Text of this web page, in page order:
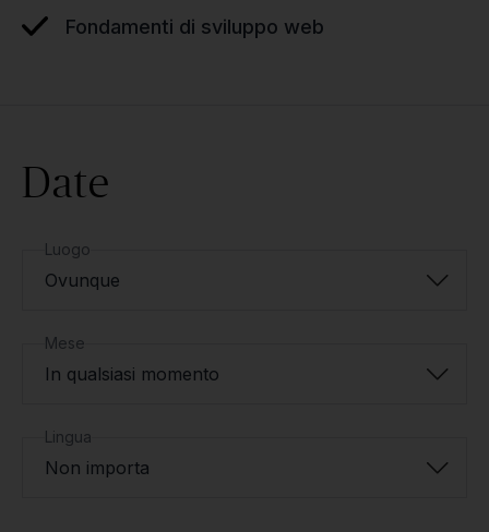
Fondamenti di sviluppo web
Date
Luogo
Ovunque
Mese
In qualsiasi momento
Lingua
Non importa